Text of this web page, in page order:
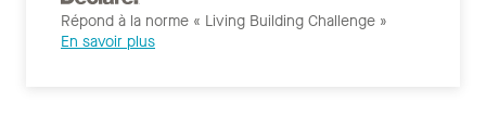
Répond à la norme « Living Building Challenge »
En savoir plus